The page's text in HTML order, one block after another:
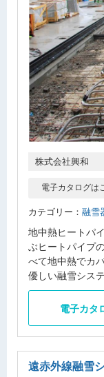
株式会社興和
電子カタログは
カテゴリー： 融雪
地中熱ヒートパ
ぶヒートパイプ
べて地中熱でカ
優しい融雪シス
電子カタ
遠赤外線融雪